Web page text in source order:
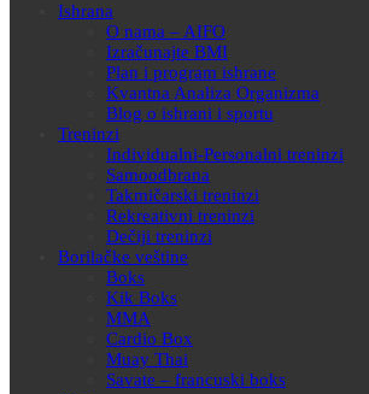
Ishrana
O nama – AIFO
Izračunajte BMI
Plan i program ishrane
Kvantna Analiza Organizma
Blog o ishrani i sportu
Treninzi
Individualni-Personalni treninzi
Samoodbrana
Takmičarski treninzi
Rekreativni treninzi
Dečiji treninzi
Borilačke veštine
Boks
Kik Boks
MMA
Cardio Box
Muay Thai
Savate – francuski boks